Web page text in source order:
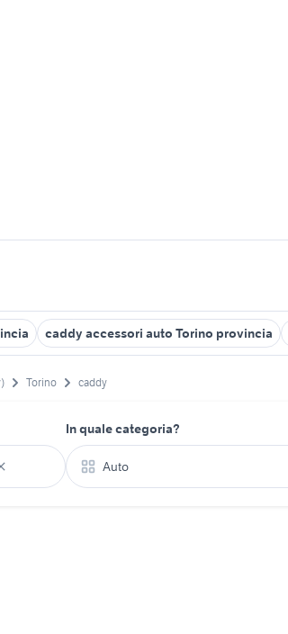
caddy accessori auto Torino provincia
Torino caddy
In quale categoria?
Auto